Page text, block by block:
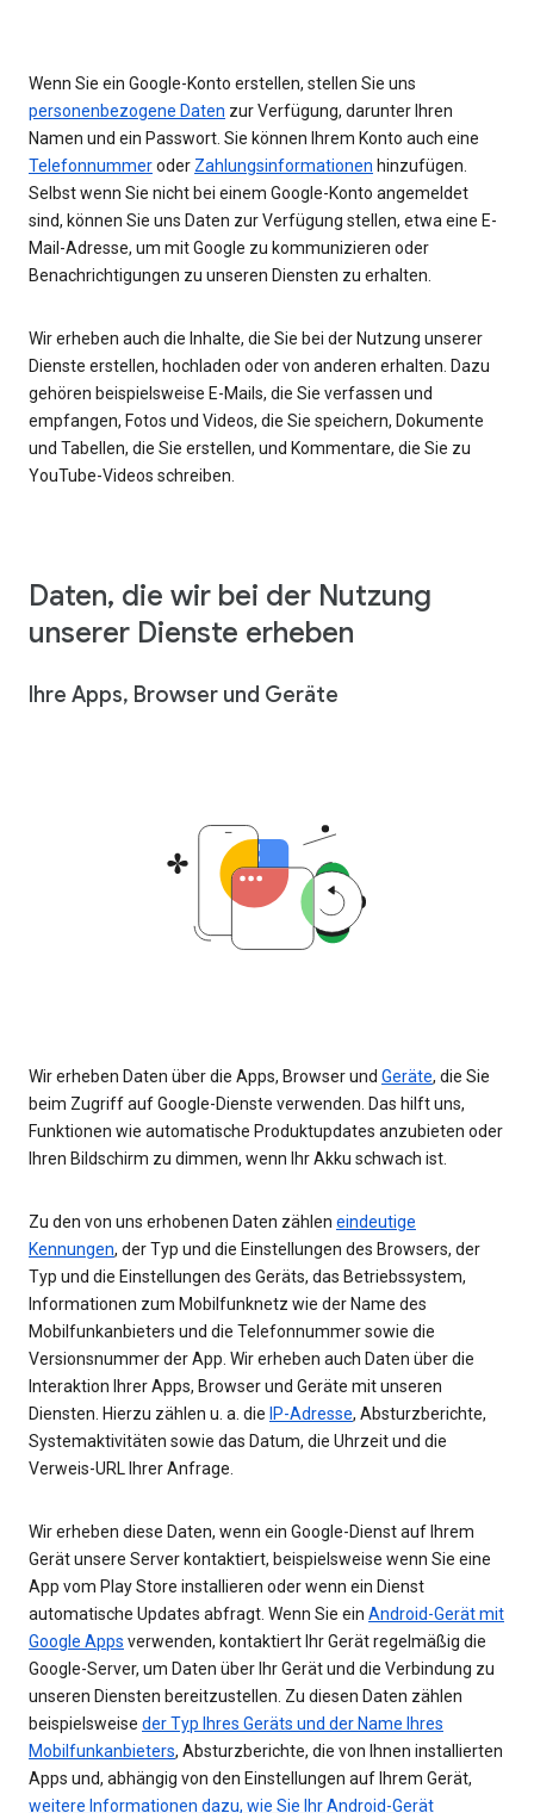
Wenn Sie ein Google-Konto erstellen, stellen Sie uns
personenbezogene Daten zur Verfügung, darunter Ihren
Namen und ein Passwort. Sie können Ihrem Konto auch eine
Telefonnummeroder Zahlungsinformationen hinzufügen.
Selbst wenn Sie nicht bei einem Google-Konto angemeldet
sind, können Sie uns Daten zur Verfügung stellen, etwa eine E-
Mail-Adresse, um mit Google zu kommunizieren oder
Benachrichtigungen zu unseren Diensten zu erhalten.
Wir erheben auch die Inhalte, die Sie bei der Nutzung unserer
Dienste erstellen, hochladen oder von anderen erhalten. Dazu
gehören beispielsweise E-Mails, die Sie verfassen und
empfangen, Fotos und Videos, die Sie speichern, Dokumente
und Tabellen, die Sie erstellen, und Kommentare, die Sie zu
YouTube-Videos schreiben.
Daten, die wir bei der Nutzung
unserer Dienste erheben
Ihre Apps, Browser und Geräte
Wir erheben Daten über die Apps, Browser und Geräte, die Sie
beim Zugriff auf Google-Dienste verwenden. Das hilft uns,
Funktionen wie automatische Produktupdates anzubieten oder
Ihren Bildschirm zu dimmen, wenn Ihr Akku schwach ist.
Zu den von uns erhobenen Daten zählen eindeutige
Kennungen, der Typ und die Einstellungen des Browsers, der
Typ und die Einstellungen des Geräts, das Betriebssystem,
Informationen zum Mobilfunknetz wie der Name des
Mobilfunkanbieters und die Telefonnummer sowie die
Versionsnummer der App. Wir erheben auch Daten über die
Interaktion Ihrer Apps, Browser und Geräte mit unseren
Diensten. Hierzu zählen u. a. die IP-Adresse, Absturzberichte,
Systemaktivitäten sowie das Datum, die Uhrzeit und die
Verweis-URL Ihrer Anfrage.
Wir erheben diese Daten, wenn ein Google-Dienst auf Ihrem
Gerät unsere Server kontaktiert, beispielsweise wenn Sie eine
App vom Play Store installieren oder wenn ein Dienst
automatische Updates abfragt. Wenn Sie ein Android-Gerät mit
Google Apps verwenden, kontaktiert Ihr Gerät regelmäßig die
Google-Server, um Daten über Ihr Gerät und die Verbindung zu
unseren Diensten bereitzustellen. Zu diesen Daten zählen
beispielsweise der Typ Ihres Geräts und der Name Ihres
Mobilfunkanbieters, Absturzberichte, die von Ihnen installierten
Apps und, abhängig von den Einstellungen auf Ihrem Gerät,
weitere Informationen dazu, wie Sie Ihr Android-Gerät